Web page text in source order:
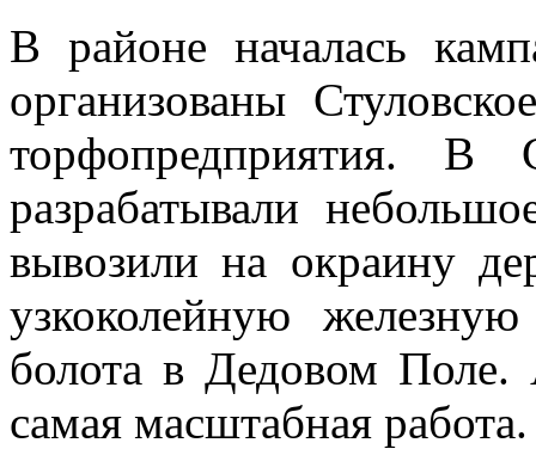
В районе началась
организованы
торфопредприятия. В
разрабатывали
вывозили на окраину
узкоколейную
болота в Дедовом
самая масштабная работа.